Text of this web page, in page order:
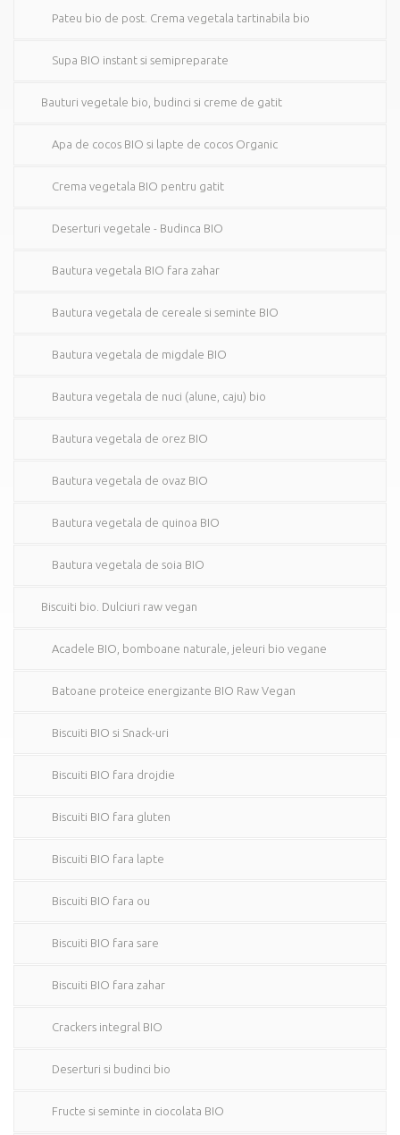
Pateu bio de post. Crema vegetala tartinabila bio
Supa BIO instant si semipreparate
Bauturi vegetale bio, budinci si creme de gatit
Apa de cocos BIO si lapte de cocos Organic
Crema vegetala BIO pentru gatit
Deserturi vegetale - Budinca BIO
Bautura vegetala BIO fara zahar
Bautura vegetala de cereale si seminte BIO
Bautura vegetala de migdale BIO
Bautura vegetala de nuci (alune, caju) bio
Bautura vegetala de orez BIO
Bautura vegetala de ovaz BIO
Bautura vegetala de quinoa BIO
Bautura vegetala de soia BIO
Biscuiti bio. Dulciuri raw vegan
Acadele BIO, bomboane naturale, jeleuri bio vegane
Batoane proteice energizante BIO Raw Vegan
Biscuiti BIO si Snack-uri
Biscuiti BIO fara drojdie
Biscuiti BIO fara gluten
Biscuiti BIO fara lapte
Biscuiti BIO fara ou
Biscuiti BIO fara sare
Biscuiti BIO fara zahar
Crackers integral BIO
Deserturi si budinci bio
Fructe si seminte in ciocolata BIO